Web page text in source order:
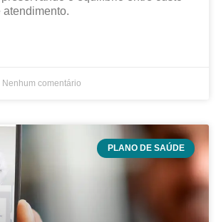
Nenhum comentário
PLANO DE SAÚDE